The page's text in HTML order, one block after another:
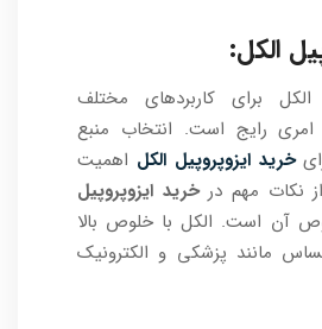
الکل:
الکل برای کاربردهای مختلف
رایج است. انتخاب منبع
خرید ایزوپروپیل الکل اهمیت
نکات مهم درخرید ایزوپروپیل
آن است. الکل با خلوص بالا
مانند پزشکی و الکترونیک